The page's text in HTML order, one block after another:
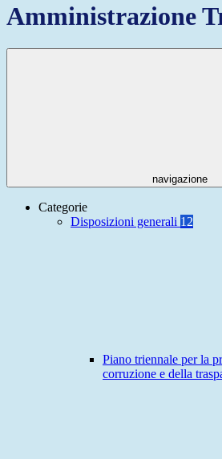
Amministrazione
navigazione
Categorie
Disposizioni generali 12
Piano triennale per la
corruzione e della